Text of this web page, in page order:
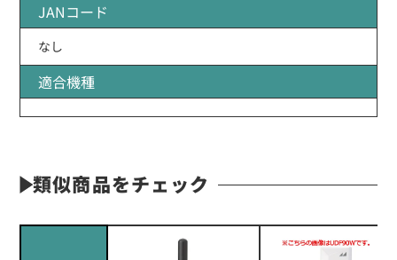
JANコード
なし
適合機種
類似商品をチェック